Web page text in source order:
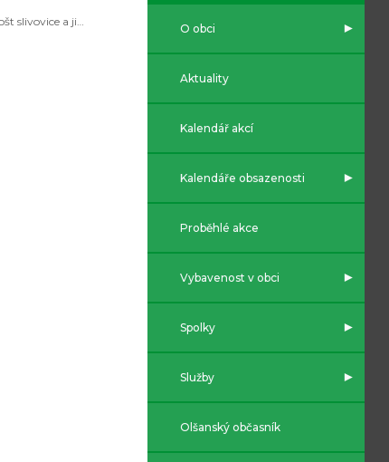
2020 Košt slivovice a jiných pálenek
O obci
Aktuality
Kalendář akcí
Kalendáře obsazenosti
Proběhlé akce
Vybavenost v obci
Spolky
Služby
Olšanský občasník